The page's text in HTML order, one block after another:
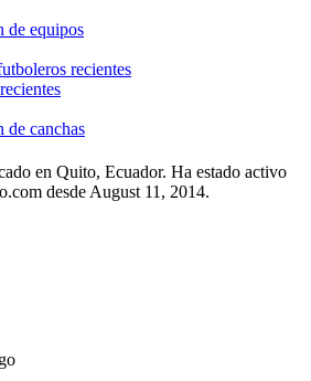
de equipos
recientes
de canchas
en Quito, Ecuador. Ha estado activo
desde August 11, 2014.